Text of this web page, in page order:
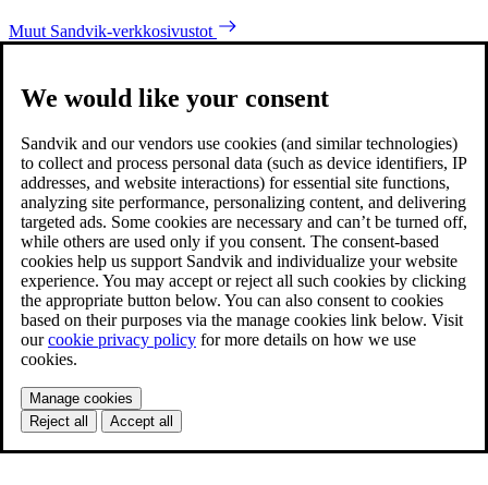
Muut Sandvik-verkkosivustot
We would like your consent
Sandvik and our vendors use cookies (and similar technologies)
to collect and process personal data (such as device identifiers, IP
addresses, and website interactions) for essential site functions,
analyzing site performance, personalizing content, and delivering
targeted ads. Some cookies are necessary and can’t be turned off,
while others are used only if you consent. The consent-based
cookies help us support Sandvik and individualize your website
experience. You may accept or reject all such cookies by clicking
the appropriate button below. You can also consent to cookies
based on their purposes via the manage cookies link below. Visit
ourcookie privacy policy for more details on how we use
cookies.
Manage cookies
Reject all
Accept all